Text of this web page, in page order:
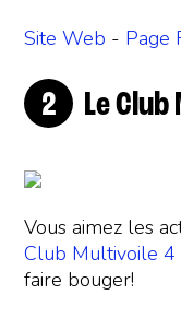
Site Web - Page
Le
Vous aimez les
Club Multivoile 4
faire bouger!